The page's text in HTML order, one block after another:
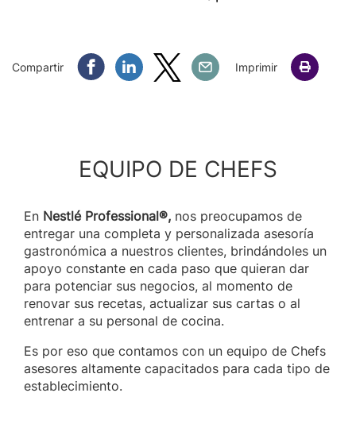
Compartir Compartir Facebook
Compartir Linkedin
Compartir Twitter
Compartir Email
Imprimir
EQUIPO DE CHEFS
En Nestlé Professional®, nos preocupamos de
entregar una completa y personalizada asesoría
gastronómica a nuestros clientes, brindándoles un
apoyo constante en cada paso que quieran dar
para potenciar sus negocios, al momento de
renovar sus recetas, actualizar sus cartas o al
entrenar a su personal de cocina.
Es por eso que contamos con un equipo de Chefs
asesores altamente capacitados para cada tipo de
establecimiento.